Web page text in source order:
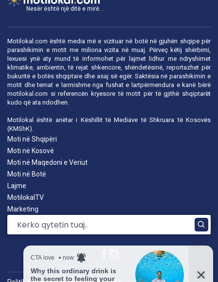
Nesër është një ditë e mirë...
Motilokal.com është media më e vizituar në botë në gjuhën shqipe për
parashikimin e motit me miliona vizita në muaj. Përveç këtij shërbimi,
lexuesi ynë aty mund të informohet për lajmet lidhur me ndryshimet
klimatike, ambientin, të rejat shkencore, shëndetësinë, reportazhet për
bukuritë e botës shqiptare dhe asaj së egër. Saktësia në parashikimin e
motit dhe temat e larmishme nga fushat e lartpërmendura e kanë bërë
motilokal.com si referencën kryesore të motit për të gjithë shqiptarët
kudo që ata ndodhen.
Motilokal është anëtar i Këshillit të Mediave të Shkruara të Kosovës
(KMShK).
Moti në Shqipëri
Moti në Kosovë
Moti në Maqedoni e Veriut
Moti në Botë
Lajme
MotilokalTV
Marketing